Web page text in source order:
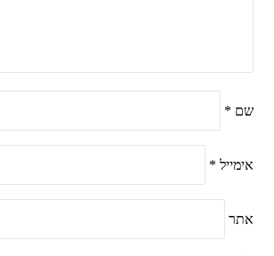
שם *
אימייל *
אתר